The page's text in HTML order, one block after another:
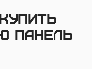
панель